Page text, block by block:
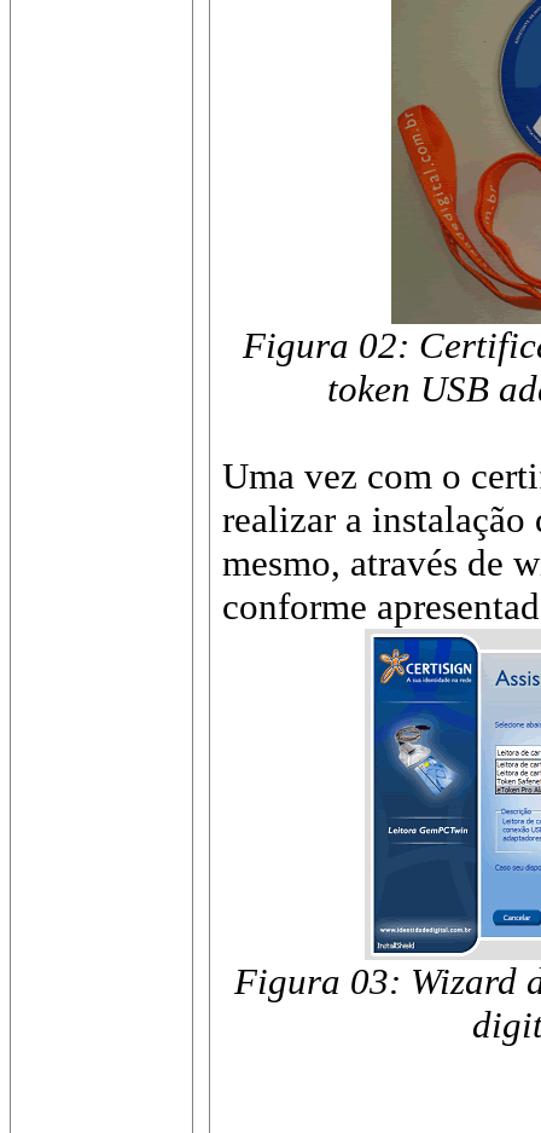
Figura 02:
token USB
Uma vez com o
realizar a instalação
mesmo, através de
conforme
Figura 03: Wizard